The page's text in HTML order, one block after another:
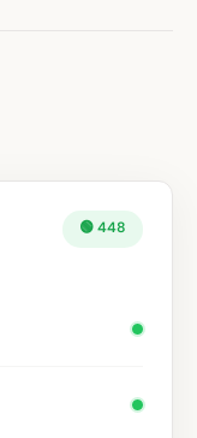
🟢 448